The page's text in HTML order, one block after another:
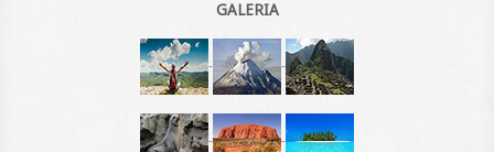
GALERIA
- -
- -